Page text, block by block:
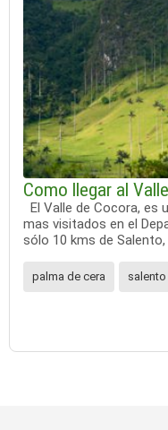
Como llegar al
El Valle de Cocora,
mas visitados en el
sólo 10 kms de
palma de cera salento